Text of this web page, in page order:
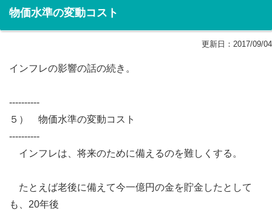
物価水準の変動コスト
更新日： 2017/09/04
インフレの影響の話の続き。
----------
５） 物価水準の変動コスト
----------
インフレは、将来のために備えるのを難しくする。
たとえば老後に備えて今一億円の金を貯金したとして
も、20年後